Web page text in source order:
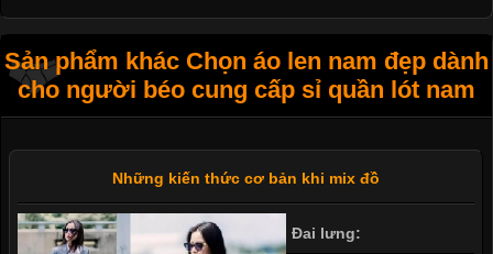
Sản phẩm khác Chọn áo len nam đẹp dành
cho người béo cung cấp sỉ quần lót nam
Những kiến thức cơ bản khi mix đồ
Đai lưng: